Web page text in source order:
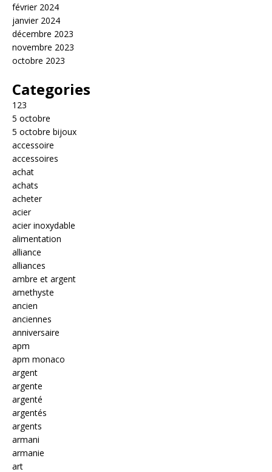
février 2024
janvier 2024
décembre 2023
novembre 2023
octobre 2023
Categories
123
5 octobre
5 octobre bijoux
accessoire
accessoires
achat
achats
acheter
acier
acier inoxydable
alimentation
alliance
alliances
ambre et argent
amethyste
ancien
anciennes
anniversaire
apm
apm monaco
argent
argente
argenté
argentés
argents
armani
armanie
art